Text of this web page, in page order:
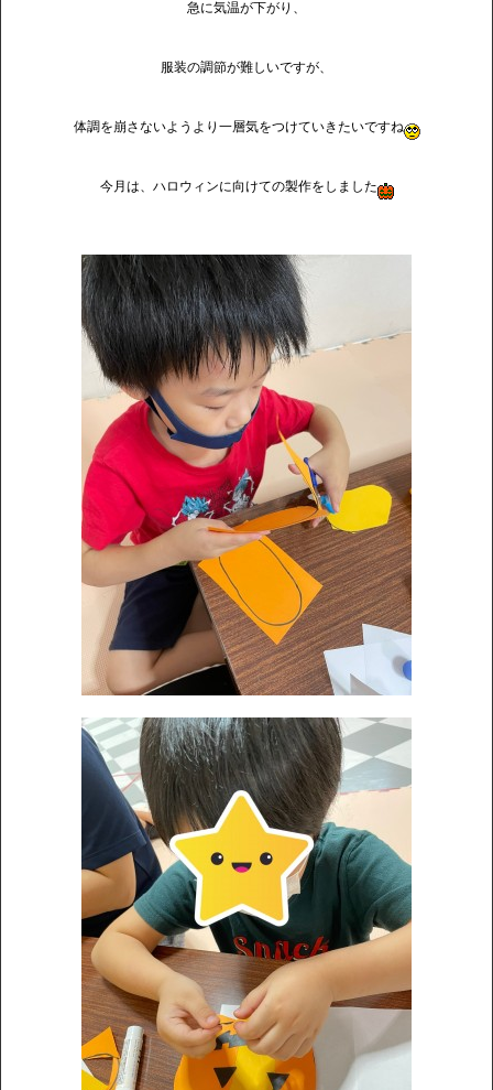
急に気温が下がり、
服装の調節が難しいですが、
体調を崩さないようより一層気をつけていきたいですね
今月は、ハロウィンに向けての製作をしました